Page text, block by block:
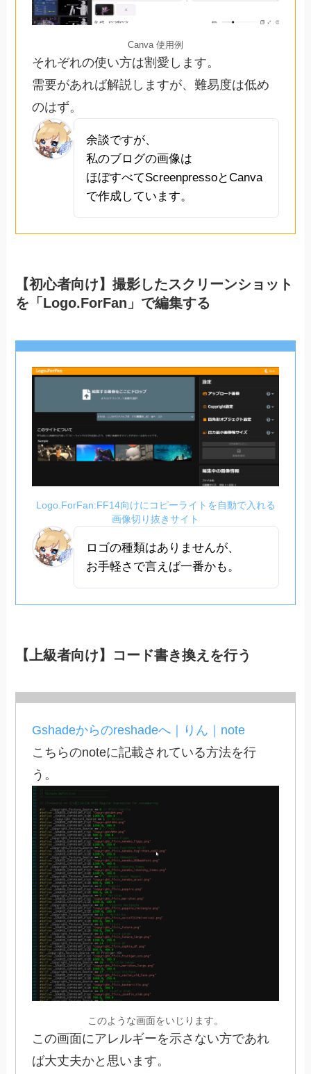
Canva 使用例
それぞれの使い方は割愛します。
需要があれば解説しますが、難易度は低め
のはず。
余談ですが、
私のブログの画像は
ほぼすべてScreenpressoとCanva
で作成しています。
【初心者向け】撮影したスクリーンショット
を「Logo.ForFan」で編集する
Logo.ForFan:FF14向けにコピーライトを自動で入れる
画像切り抜きサイト
ロゴの種類はありませんが、
お手軽さで言えば一番かも。
【上級者向け】コード書き換えを行う
Gshadeからのreshadeへ｜りん｜note
こちらのnoteに記載されている方法を行
う。
このような画面をいじります。
この画面にアレルギーを示さない方であれ
ば大丈夫かと思います。